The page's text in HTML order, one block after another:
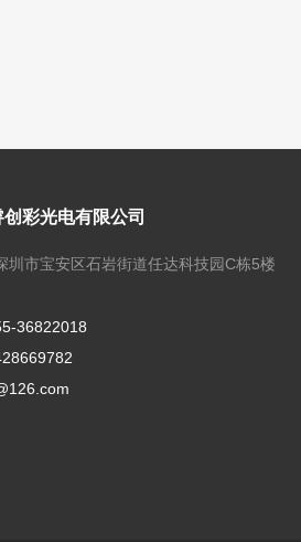
彩光电有限公司
圳市宝安区石岩街道任达科技园C栋5楼
36822018